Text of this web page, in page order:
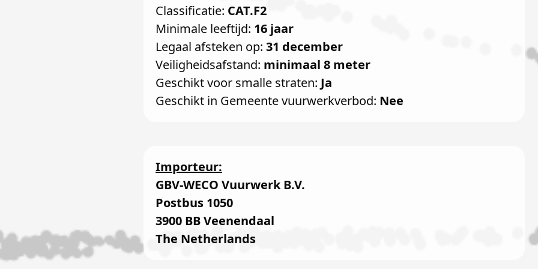
Classificatie: CAT.F2
Minimale leeftijd: 16 jaar
Legaal afsteken op: 31 december
Veiligheidsafstand: minimaal 8 meter
Geschikt voor smalle straten: Ja
Geschikt in Gemeente vuurwerkverbod: Nee
Importeur:
GBV-WECO Vuurwerk B.V.
Postbus 1050
3900 BB Veenendaal
The Netherlands